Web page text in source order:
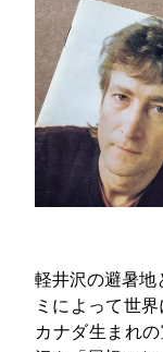
軽井沢の避暑地
ミによって世
カナダ生まれ